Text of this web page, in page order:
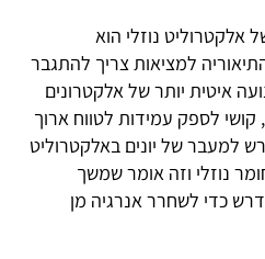
אלקטרוליט נוזלי הוא
למציאות צריך להתגבר
איטית יותר של אלקטרונים
קושי לספק עמידות לטווח ארוך
למעבר של יונים באלקטרוליט
נוזלי וזה אומר שמשך
כדי לשחרר אנרגיה מן